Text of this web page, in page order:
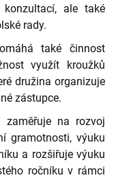
ale také
rady.
také činnost
využít kroužků
družina organizuje
zástupce.
na rozvoj
gramotnosti, výuku
a rozšiřuje výuku
ročníku v rámci